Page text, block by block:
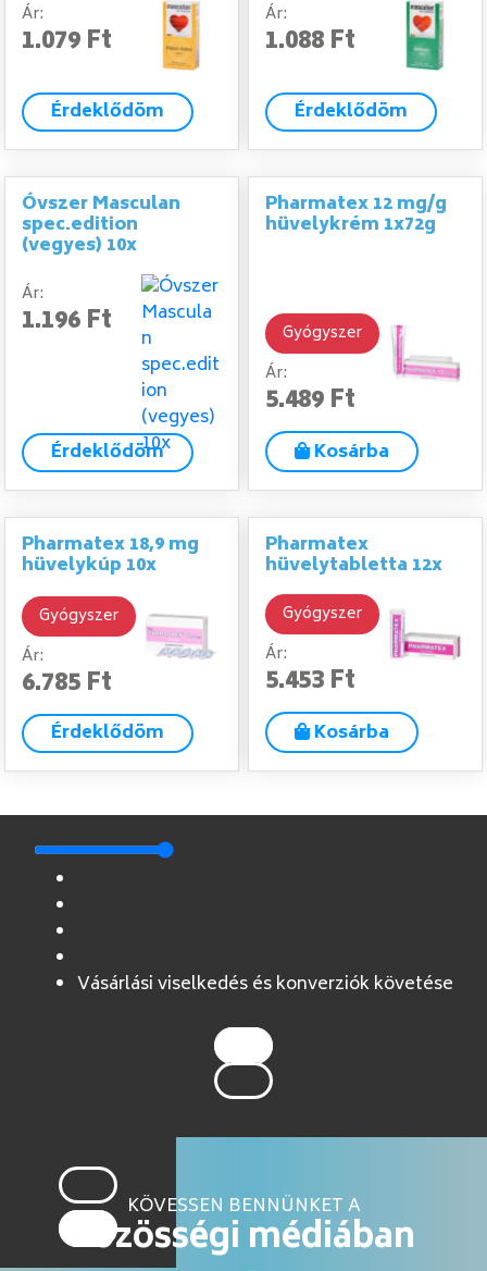
Ár:
1.079 Ft
Érdeklődöm
Ár:
1.088 Ft
Érdeklődöm
Óvszer Masculan
spec.edition
(vegyes) 10x
Ár:
1.196 Ft
Érdeklődöm
Pharmatex 12 mg/g
hüvelykrém 1x72g
Gyógyszer
Ár:
5.489 Ft
Kosárba
Pharmatex 18,9 mg
hüvelykúp 10x
Gyógyszer
Ár:
6.785 Ft
Érdeklődöm
Pharmatex
hüvelytabletta 12x
Gyógyszer
Ár:
5.453 Ft
Kosárba
Vásárlási viselkedés és konverziók követése
KÖVESSEN BENNÜNKET A
közösségi médiában